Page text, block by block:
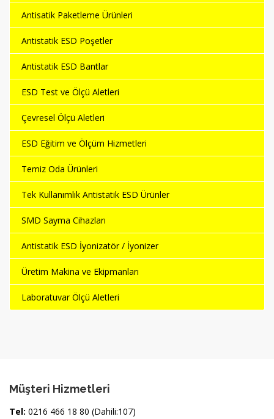
Antisatik Paketleme Ürünleri
Antistatik ESD Poşetler
Antistatik ESD Bantlar
ESD Test ve Ölçü Aletleri
Çevresel Ölçü Aletleri
ESD Eğitim ve Ölçüm Hizmetleri
Temiz Oda Ürünleri
Tek Kullanımlık Antistatik ESD Ürünler
SMD Sayma Cihazları
Antistatik ESD İyonizatör / İyonizer
Üretim Makina ve Ekipmanları
Laboratuvar Ölçü Aletleri
Müşteri Hizmetleri
Tel: 0216 466 18 80 (Dahili:107)